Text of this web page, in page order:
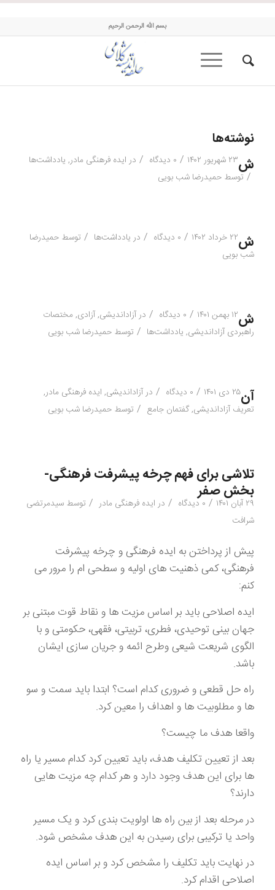
حلقه اندیشه کلامی
بسم الله الرحمن الرحیم
نوشته‌ها
ش۲۳ شهریور ۱۴۰۲ / ۰ دیدگاه / در ایده فرهنگی مادر, یادداشت‌ها
/ توسط حمیدرضا شب بویی
ش۲۲ خرداد ۱۴۰۲ / ۰ دیدگاه / در یادداشت‌ها / توسط حمیدرضا
شب بویی
ش۱۲ بهمن ۱۴۰۱ / ۰ دیدگاه / در آزاداندیشی,آزادی, مختصات
راهبردی آزاداندیشی, یادداشت‌ها / توسط حمیدرضا شب بویی
آن۲۵ دی ۱۴۰۱ / ۰ دیدگاه / در آزاداندیشی, ایده فرهنگی مادر,
تعریف آزاداندیشی,گفتمان جامع / توسط حمیدرضا شب بویی
تلاشی برای فهم چرخه پیشرفت فرهنگی-
بخش صفر
۲۹ آبان ۱۴۰۱ / ۰ دیدگاه / در ایده فرهنگی مادر / توسط سیدمرتضی
شرافت
پیش از پرداختن به ایده فرهنگی و چرخه پیشرفت
فرهنگی، کمی ذهنیت های اولیه و سطحی ام را مرور می
کنم:
ایده اصلاحی باید بر اساس مزیت ها و نقاط قوت مبتنی بر
جهان بینی توحیدی، فطری، تربیتی، فقهی، حکومتی و با
الگوی شریعت شیعی وطرح ائمه و جریان سازی ایشان
باشد.
راه حل قطعی و ضروری کدام است؟ ابتدا باید سمت و سو
ها و مطلوبیت ها و اهداف را معین کرد.
واقعا هدف ما چیست؟
بعد از تعیین تکلیف هدف، باید تعیین کرد کدام مسیر یا راه
ها برای این هدف وجود دارد و هر کدام چه مزیت هایی
دارند؟
در مرحله بعد از بین راه ها اولویت بندی کرد و یک مسیر
واحد یا ترکیبی برای رسیدن به این هدف مشخص شود.
در نهایت باید تکلیف را مشخص کرد و بر اساس ایده
اصلاحی اقدام کرد.